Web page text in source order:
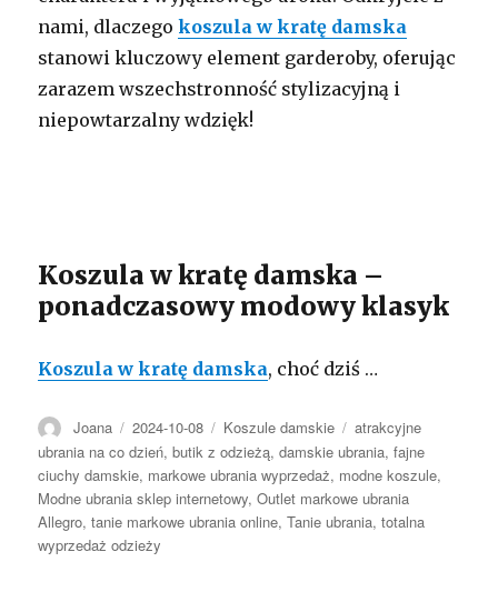
nami, dlaczegokoszula w kratę damska
stanowi kluczowy element garderoby, oferując
zarazem wszechstronność stylizacyjną i
niepowtarzalny wdzięk!
Koszula w kratę damska –
ponadczasowy modowy klasyk
Koszula w kratę damska, choć dziś …
Autor
Joana Opublikowano
2024-10-08 Kategorie
Koszule damskie Tagi
atrakcyjne
ubrania na co dzień,butik z odzieżą,damskie ubrania,fajne
ciuchy damskie, markowe ubrania wyprzedaż, modne koszule,
Modne ubrania sklep internetowy,Outlet markowe ubrania
Allegro,tanie markowe ubrania online,Tanie ubrania,totalna
wyprzedaż odzieży